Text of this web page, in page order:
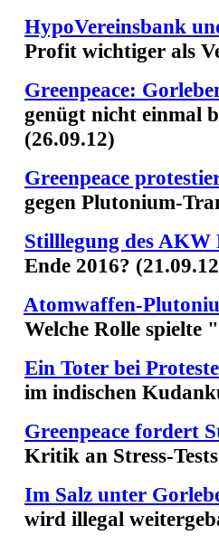
HypoVereinsbank
Profit wichtiger als
Greenpeace:
genügt nicht einmal
(26.09.12)
Greenpeace
gegen Plutonium-
Stilllegung des AKW
Ende 2016?
Atomwaffen-
Welche Rolle spielte
Ein Toter bei
im indischen
Greenpeace fordert
Kritik an Stress-Tests
Im Salz unter
wird illegal